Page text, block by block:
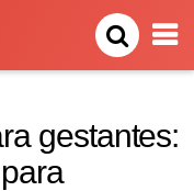
gestantes: